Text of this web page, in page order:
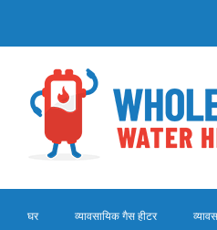
घर व्यावसायिक गैस हीटर